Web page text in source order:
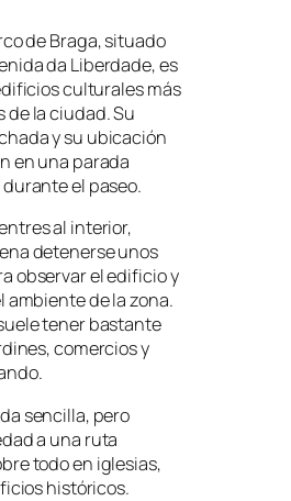
de Braga, situado
da Liberdade, es
culturales más
la ciudad. Su
y su ubicación
en una parada
el paseo.
al interior,
detenerse unos
observar el edificio y
de la zona.
tener bastante
comercios y
sencilla, pero
a una ruta
todo en iglesias,
históricos.